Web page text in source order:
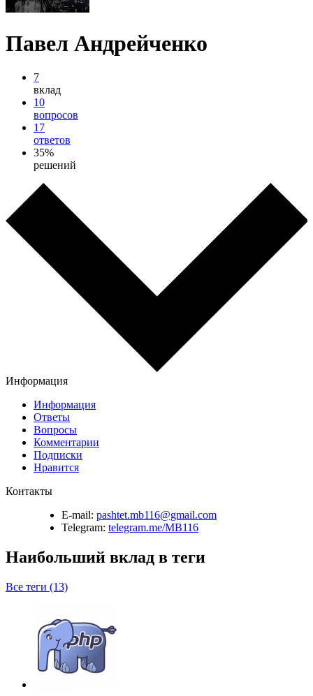
Павел Андрейченко
7
вклад
10
вопросов
17
ответов
35%
решений
Информация
Информация
Ответы
Вопросы
Комментарии
Подписки
Нравится
Контакты
E-mail: pashtet.mb116@gmail.com
Telegram: telegram.me/MB116
Наибольший вклад в теги
Все теги (13)